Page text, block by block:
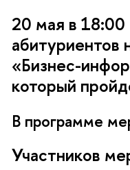
20 мая в
абитуриентов
«Бизнес-
который
программе
Участников